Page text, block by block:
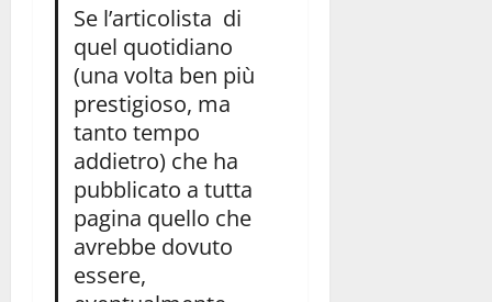
Se l’articolista di
quel quotidiano
(una volta ben più
prestigioso, ma
tanto tempo
addietro) che ha
pubblicato a tutta
pagina quello che
avrebbe dovuto
essere,